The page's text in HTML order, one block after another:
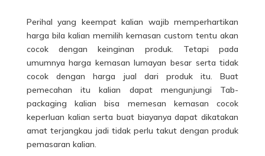
Perihal yang keempat kalian wajib memperhartikan
harga bila kalian memilih kemasan custom tentu akan
cocok dengan keinginan produk. Tetapi pada
umumnya harga kemasan lumayan besar serta tidak
cocok dengan harga jual dari produk itu. Buat
pemecahan itu kalian dapat mengunjungi Tab-
packaging kalian bisa memesan kemasan cocok
keperluan kalian serta buat biayanya dapat dikatakan
amat terjangkau jadi tidak perlu takut dengan produk
pemasaran kalian.